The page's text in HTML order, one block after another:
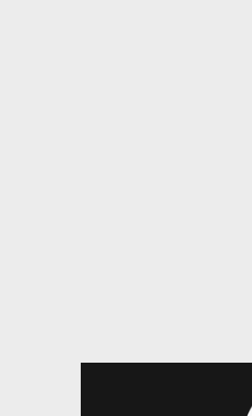
Кращим гравцем сезону став